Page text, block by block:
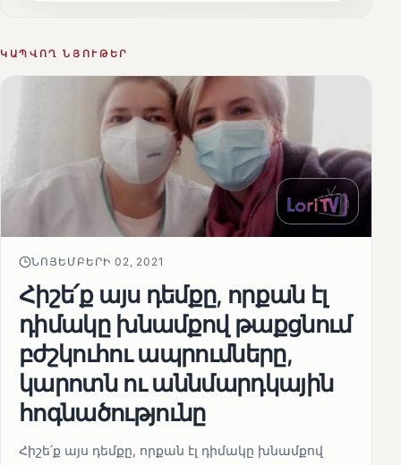
ԿԱՊՎՈՂ ՆՅՈՒԹԵՐ
ՆՈՅԵՄԲԵՐԻ 02, 2021
Հիշե՛ք այս դեմքը, որքան էլ
դիմակը խնամքով թաքցնում
բժշկուհու ապրումները,
կարոտն ու աննմարդկային
հոգնածությունը
Հիշե՛ք այս դեմքը, որքան էլ դիմակը խնամքով